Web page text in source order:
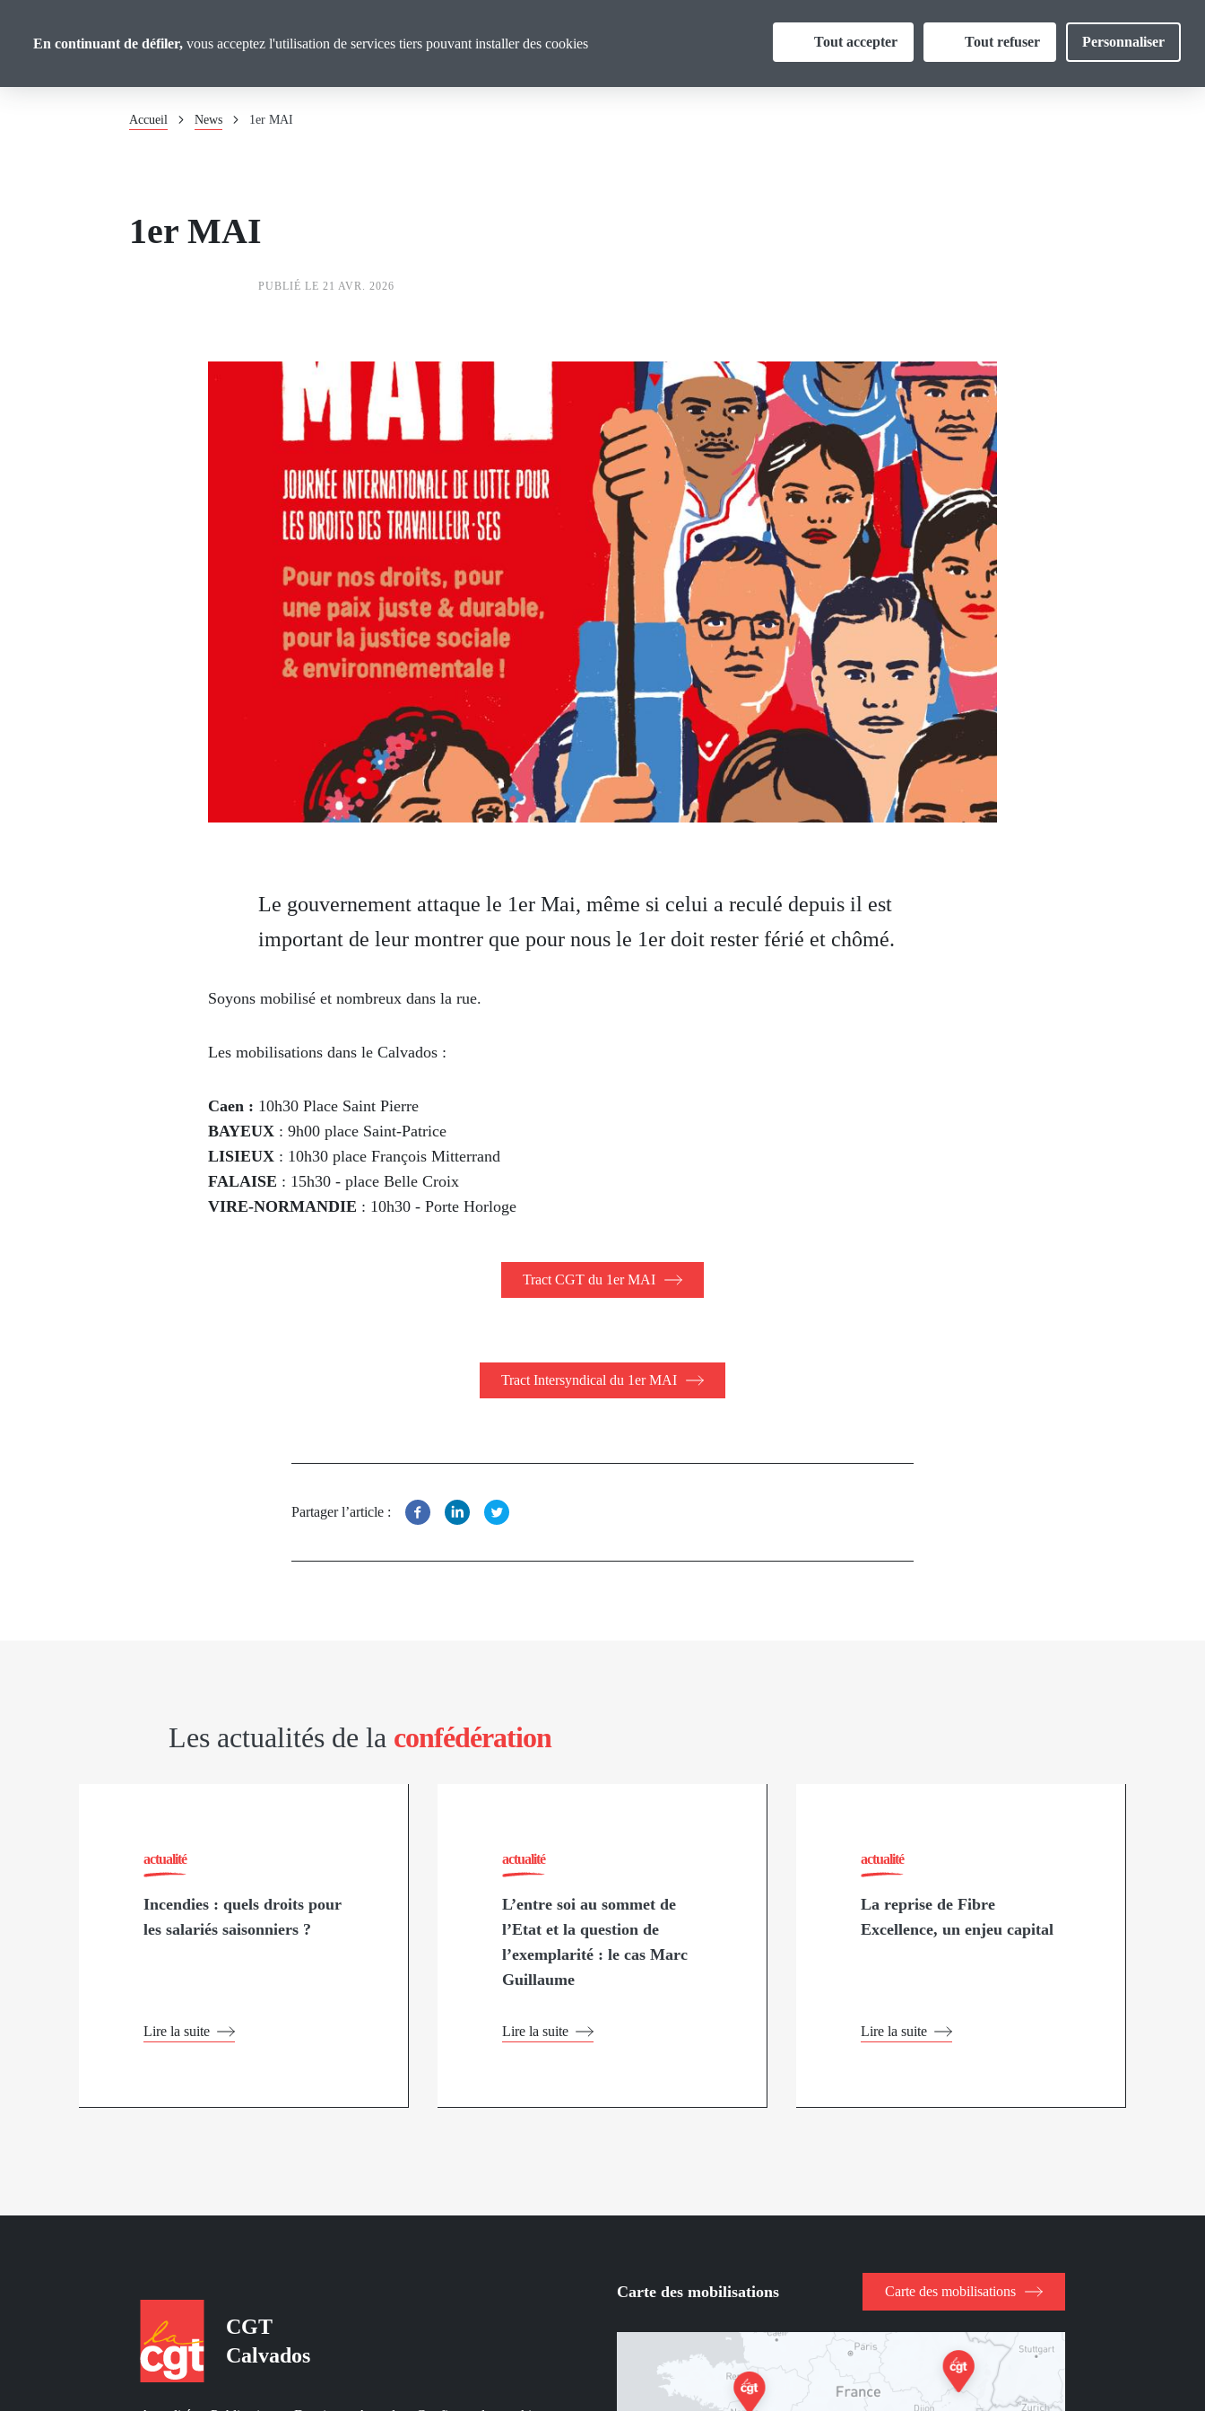
CGT Calvados
principal
La CGT Calvados Formations Vos droits Thématiques
Accueil News 1er MAI
1er MAI
PUBLIÉ LE 21 AVR. 2026
Le gouvernement attaque le 1er Mai, même si celui a reculé depuis il est
important de leur montrer que pour nous le 1er doit rester férié et chômé.
Soyons mobilisé et nombreux dans la rue.
Les mobilisations dans le Calvados :
Caen : 10h30 Place Saint Pierre
BAYEUX : 9h00 place Saint-Patrice
LISIEUX : 10h30 place François Mitterrand
FALAISE : 15h30 - place Belle Croix
VIRE-NORMANDIE : 10h30 - Porte Horloge
Tract CGT du 1er MAI
Tract Intersyndical du 1er MAI
Partager l’article :
Les actualités de la confédération
actualité
Incendies : quels droits pour
les salariés saisonniers ?
Lire la suite
actualité
L’entre soi au sommet de
l’Etat et la question de
l’exemplarité : le cas Marc
Guillaume
Lire la suite
actualité
La reprise de Fibre
Excellence, un enjeu capital
Lire la suite
CGT
Calvados
Carte des mobilisations Carte des mobilisations
En continuant de défiler, vous acceptez l'utilisation de services tiers pouvant installer des cookies Tout accepter Tout refuser Personnaliser